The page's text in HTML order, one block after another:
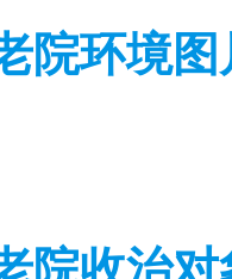
院环境图